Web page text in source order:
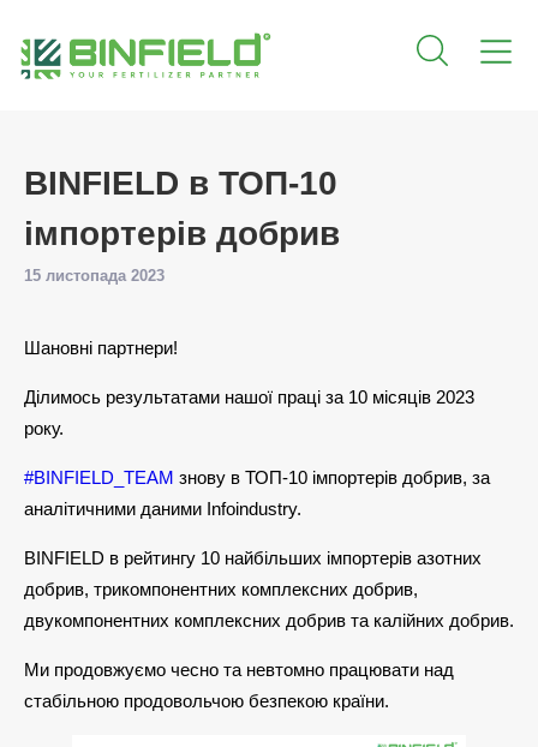
BINFIELD в ТОП-10
імпортерів добрив
15 листопада 2023
Шановні партнери!
Ділимось результатами нашої праці за 10 місяців 2023
року.
#BINFIELD_TEAM знову в ТОП-10 імпортерів добрив, за
аналітичними даними Infoindustry.
BINFIELD в рейтингу 10 найбільших імпортерів азотних
добрив, трикомпонентних комплексних добрив,
двукомпонентних комплексних добрив та калійних добрив.
Ми продовжуємо чесно та невтомно працювати над
стабільною продовольчою безпекою країни.